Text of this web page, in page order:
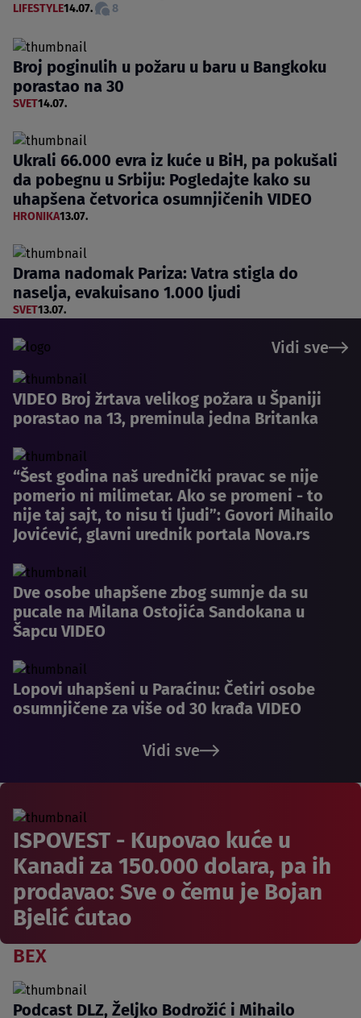
LIFESTYLE14.07. 8
Broj poginulih u požaru u baru u Bangkoku
porastao na 30
SVET14.07.
Ukrali 66.000 evra iz kuće u BiH, pa pokušali
da pobegnu u Srbiju: Pogledajte kako su
uhapšena četvorica osumnjičenih VIDEO
HRONIKA13.07.
Drama nadomak Pariza: Vatra stigla do
naselja, evakuisano 1.000 ljudi
SVET13.07.
Vidi sve
VIDEO Broj žrtava velikog požara u Španiji
porastao na 13, preminula jedna Britanka
“Šest godina naš urednički pravac se nije
pomerio ni milimetar. Ako se promeni - to
nije taj sajt, to nisu ti ljudi”: Govori Mihailo
Jovićević, glavni urednik portala Nova.rs
Dve osobe uhapšene zbog sumnje da su
pucale na Milana Ostojića Sandokana u
Šapcu VIDEO
Lopovi uhapšeni u Paraćinu: Četiri osobe
osumnjičene za više od 30 krađa VIDEO
Vidi sve
ISPOVEST - Kupovao kuće u
Kanadi za 150.000 dolara, pa ih
prodavao: Sve o čemu je Bojan
Bjelić ćutao
BEX
Podcast DLZ, Željko Bodrožić i Mihailo